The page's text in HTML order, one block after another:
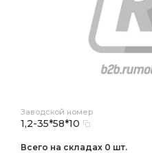
Заводской номер
1,2-35*58*10
Всего на складах 0 шт.